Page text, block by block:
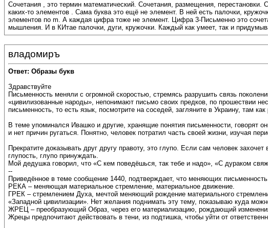
Сочетания , это термин математический. Сочетания, размещения,
каких-то элементов . Сама буква это ещё не элемент. В ней есть палочки,
элементов по m. А каждая цифра тоже не элемент. Цифра 3-Письменно это
мышления. И в КИтае палочки, дуги, кружочки. Каждый как умеет, так и
владомиръ
Ответ: Образы букв
Здравствуйте
Письменность меняли с огромной скоростью, стремясь разрушить связь
«цивилизованные народы», непонимают письмо своих предков, по прошествии
письменность, то есть язык, посмотрите на соседей, загляните в Украину, там
В теме упоминался Ивашко и другие, хранящие понятия письменности, говорят
и нет причин ругаться. Понятно, человек потратил часть своей жизни, изучая
Прекратите доказывать друг другу правоту, это глупо. Если сам человек
глупость, глупо принуждать.
Мой дедушка говорил, что «С кем поведёшься, так тебе и надо», «С дураком
--
Приведённое в теме сообщение 1440, подтверждает, что меняющих
РЕКА – меняющая материальное стремление, материальное движение.
ГРЕК – стремлением Духа, мечтой меняющий рождение материального
«Западной цивилизации». Нет желания поднимать эту тему, показываю куда
ЖРЕЦ – преобразующий Образ, через его материализацию, рождающий
Жрецы предпочитают действовать в тени, из подтишка, чтобы уйти от